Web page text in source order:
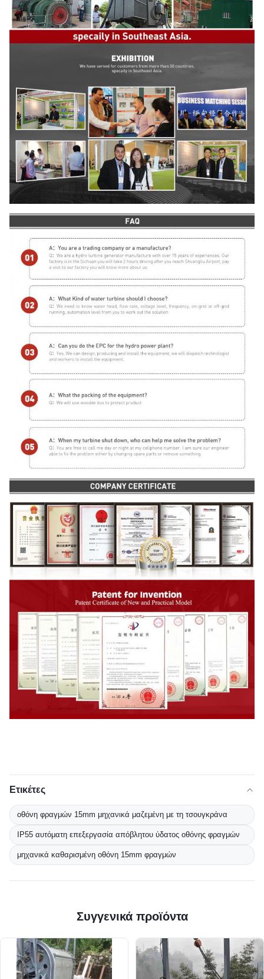
Ετικέτες
οθόνη φραγμών 15mm μηχανικά μαζεμένη με τη τσουγκράνα
IP55 αυτόματη επεξεργασία απόβλητου ύδατος οθόνης φραγμών
μηχανικά καθαρισμένη οθόνη 15mm φραγμών
Συγγενικά προϊόντα